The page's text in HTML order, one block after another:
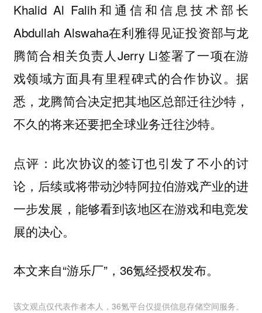
Khalid Al Falih和通信和信息技术部长
Abdullah Alswaha在利雅得见证投资部与龙
腾简合相关负责人Jerry Li签署了一项在游
戏领域方面具有里程碑式的合作协议。据
悉，龙腾简合决定把其地区总部迁往沙特，
不久的将来还要把全球业务迁往沙特。
点评： 此次协议的签订也引发了不小的讨
论，后续或将带动沙特阿拉伯游戏产业的进
一步发展，能够看到该地区在游戏和电竞发
展的决心。
本文来自“游乐厂”，36氪经授权发布。
该文观点仅代表作者本人，36氪平台仅提供信息存储空间服务。